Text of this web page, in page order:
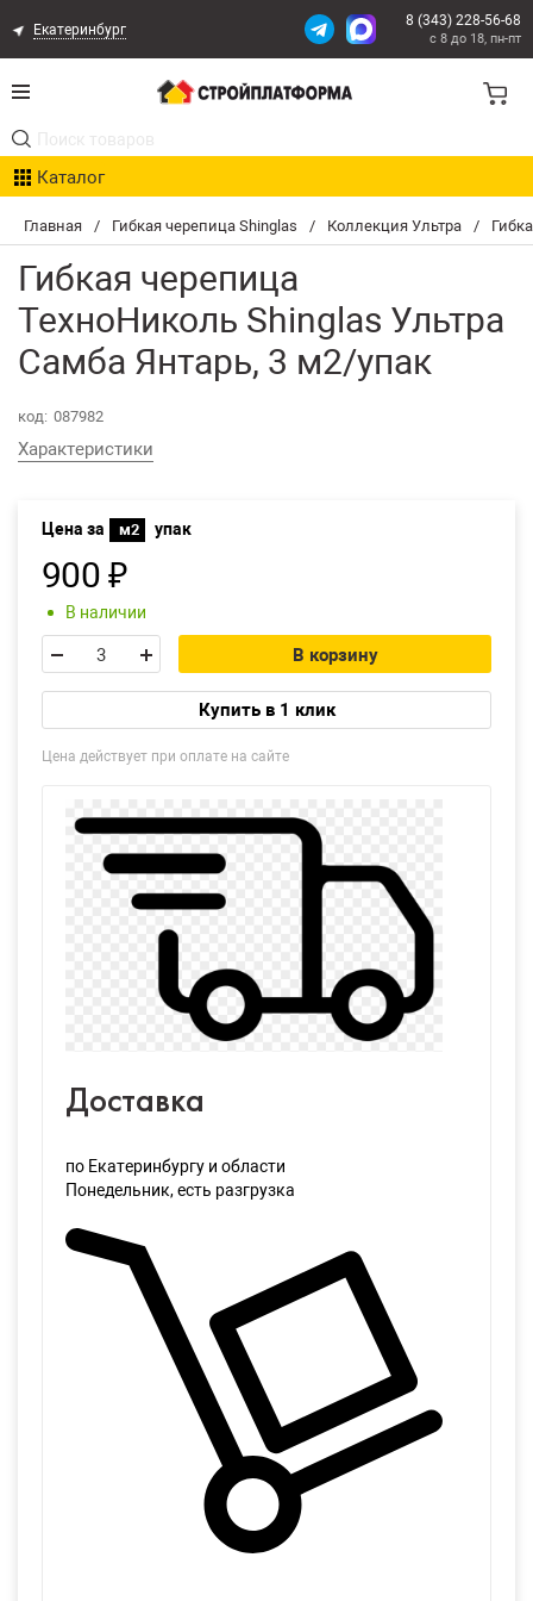
Главная / Гибкая черепица Shinglas / Коллекция Ультра /
Гибкая черепица
ТехноНиколь Shinglas Ультра
Самба Янтарь, 3 м2/упак
код: 087982
Характеристики
Цена за м2 упак
900 ₽
В наличии
В корзину
Купить в 1 клик
Цена действует при оплате на сайте
Доставка
по Екатеринбургу и области
Понедельник, есть разгрузка
Екатеринбург
8 (343) 228-56-68
с 8 до 18, пн-пт
Каталог
Акции
Расчет доставки
Организациям
Статьи
Контакты
Возврат товара
Екатеринбург